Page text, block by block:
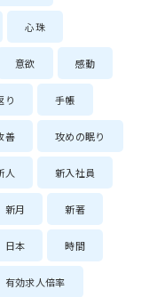
心珠
意欲 感動
り 手帳
善 攻めの眠り
人 新入社員
新月 新著
日本 時間
有効求人倍率